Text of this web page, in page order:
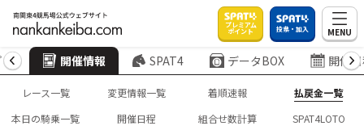
プレミアム
ポイント 投票・加入 MENU
開催情報 SPAT4 データBOX 開催
レース一覧 変更情報一覧 着順速報
払戻金一覧
本日の騎乗一覧
開催日程 組合せ数計算 SPAT4LOTO